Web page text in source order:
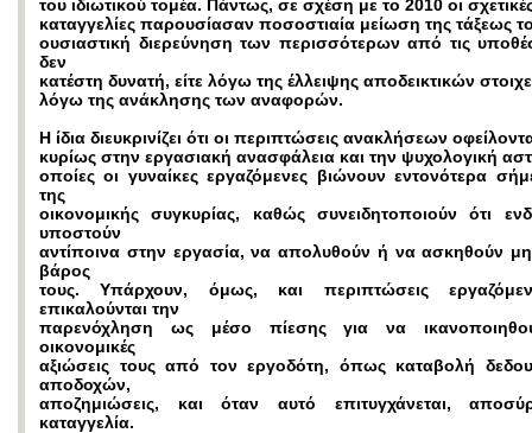
του ιδιωτικού τομέα. Πάντως, σε σχέση με το 2010 οι
καταγγελίες παρουσίασαν ποσοστιαία μείωση της τάξεως
ουσιαστική διερεύνηση των περισσότερων από τις
δεν
κατέστη δυνατή, είτε λόγω της έλλειψης αποδεικτικών
λόγω της ανάκλησης των αναφορών.
Η ίδια διευκρινίζει ότι οι περιπτώσεις ανακλήσεων
κυρίως στην εργασιακή ανασφάλεια και την ψυχολογική
οποίες οι γυναίκες εργαζόμενες βιώνουν εντονότερα
της
οικονομικής συγκυρίας, καθώς συνειδητοποιούν ότι
υποστούν
αντίποινα στην εργασία, να απολυθούν ή να ασκηθούν
βάρος
τους. Υπάρχουν, όμως, και περιπτώσεις
επικαλούνται την
παρενόχληση ως μέσο πίεσης για να
οικονομικές
αξιώσεις τους από τον εργοδότη, όπως καταβολή
αποδοχών,
αποζημιώσεις, και όταν αυτό επιτυγχάνεται,
καταγγελία.